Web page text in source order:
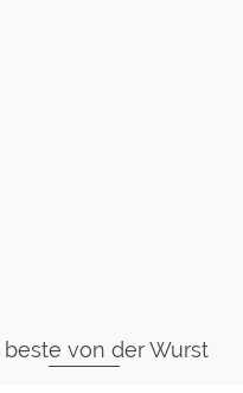
beste von der Wurst